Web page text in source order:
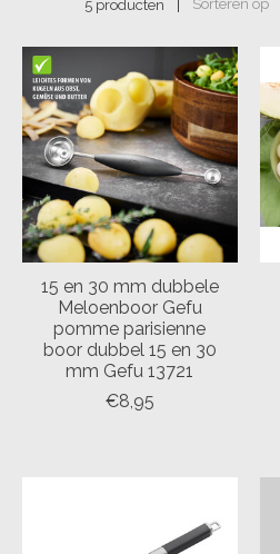
5 producten
15 en 30 mm dubbele
Meloenboor Gefu
pomme parisienne
boor dubbel 15 en 30
mm Gefu 13721
€8,95